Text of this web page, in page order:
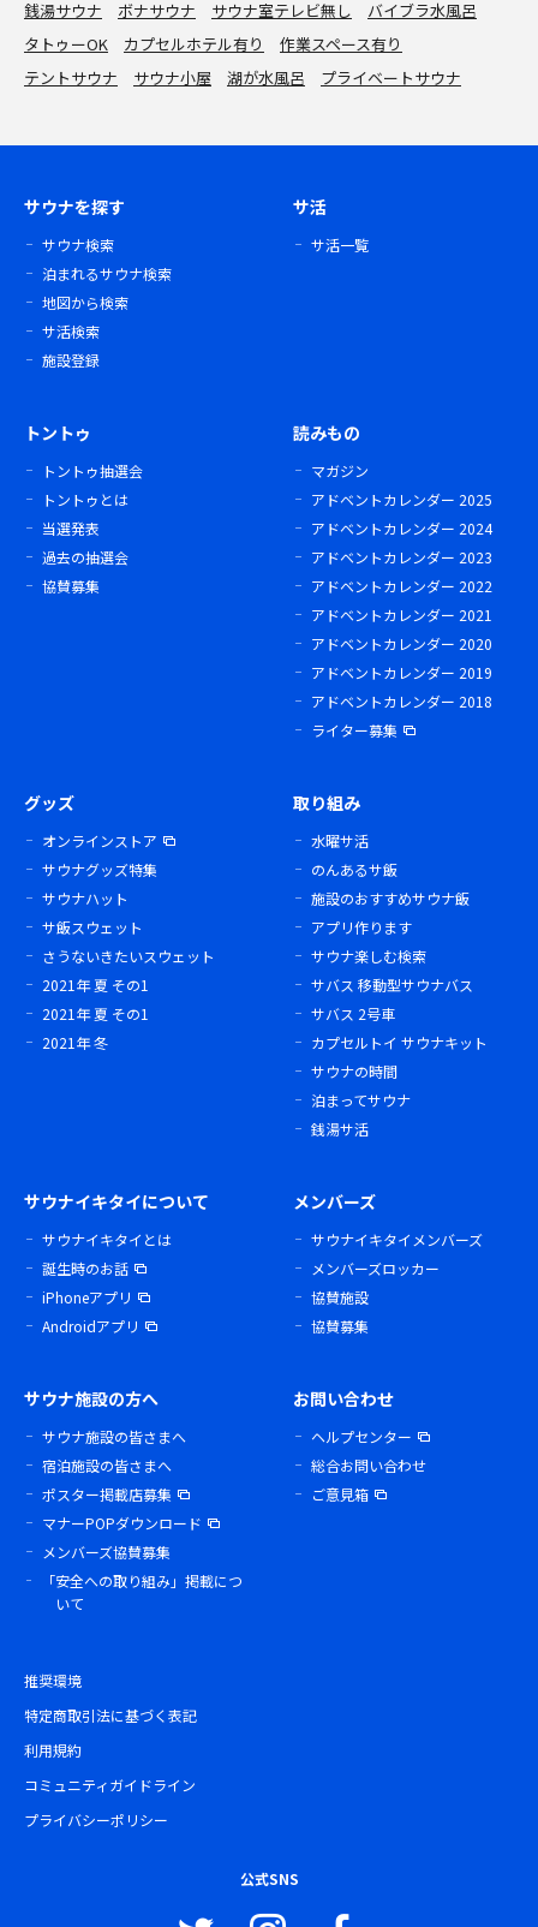
銭湯サウナ
ボナサウナ サウナ室テレビ無し
バイブラ水風呂
タトゥーOK
カプセルホテル有り
作業スペース有り
テントサウナ
サウナ小屋 湖が水風呂 プライベートサウナ
サウナを探す
サウナ検索
泊まれるサウナ検索
地図から検索
サ活検索
施設登録
サ活
サ活一覧
トントゥ
トントゥ抽選会
トントゥとは
当選発表
過去の抽選会
協賛募集
読みもの
マガジン
アドベントカレンダー 2025
アドベントカレンダー 2024
アドベントカレンダー 2023
アドベントカレンダー 2022
アドベントカレンダー 2021
アドベントカレンダー 2020
アドベントカレンダー 2019
アドベントカレンダー 2018
ライター募集
グッズ
オンラインストア
サウナグッズ特集
サウナハット
サ飯スウェット
さうないきたいスウェット
2021年 夏 その1
2021年 夏 その1
2021年 冬
取り組み
水曜サ活
のんあるサ飯
施設のおすすめサウナ飯
アプリ作ります
サウナ楽しむ検索
サバス 移動型サウナバス
サバス 2号車
カプセルトイ サウナキット
サウナの時間
泊まってサウナ
銭湯サ活
サウナイキタイについて
サウナイキタイとは
誕生時のお話
iPhoneアプリ
Androidアプリ
メンバーズ
サウナイキタイメンバーズ
メンバーズロッカー
協賛施設
協賛募集
サウナ施設の方へ
サウナ施設の皆さまへ
宿泊施設の皆さまへ
ポスター掲載店募集
マナーPOPダウンロード
メンバーズ協賛募集
「安全への取り組み」掲載につ
いて
お問い合わせ
ヘルプセンター
総合お問い合わせ
ご意見箱
推奨環境
特定商取引法に基づく表記
利用規約
コミュニティガイドライン
プライバシーポリシー
公式SNS